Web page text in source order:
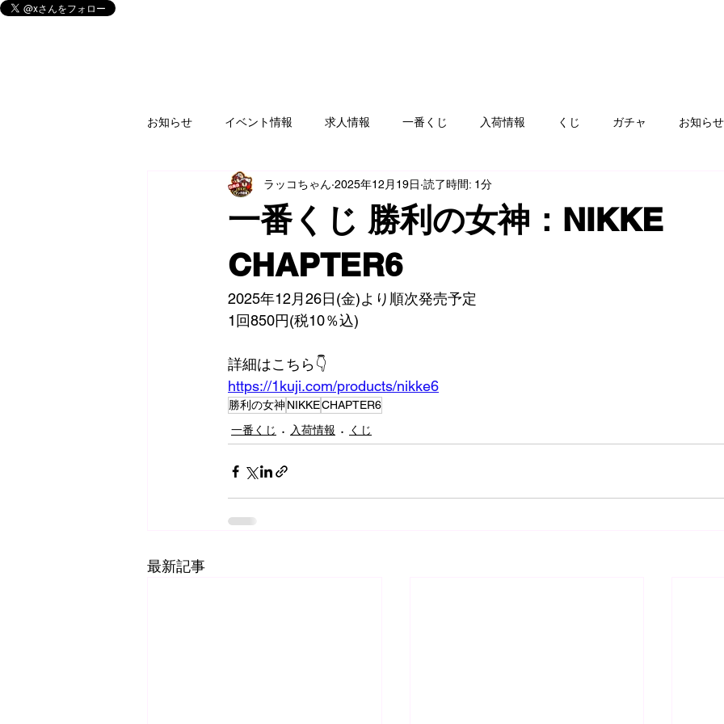
お知らせ イベント情報 求人情報 一番くじ 入荷情報 くじ ガチャ お知らせ
買取情報 ゲームソフト ゲームハード
楽器 CD/DVD/Blu-ray
フィギュア アミューズ
一番くじ 勝利の女神：NIKKE
CHAPTER6
ラッコちゃん 2025年12月19日 読了時間: 1分
2025年12月26日(金)より順次発売予定
1回850円(税10％込)
詳細はこちら👇️
https://1kuji.com/products/nikke6
勝利の女神 NIKKECHAPTER6
一番くじ
入荷情報 くじ
最新記事